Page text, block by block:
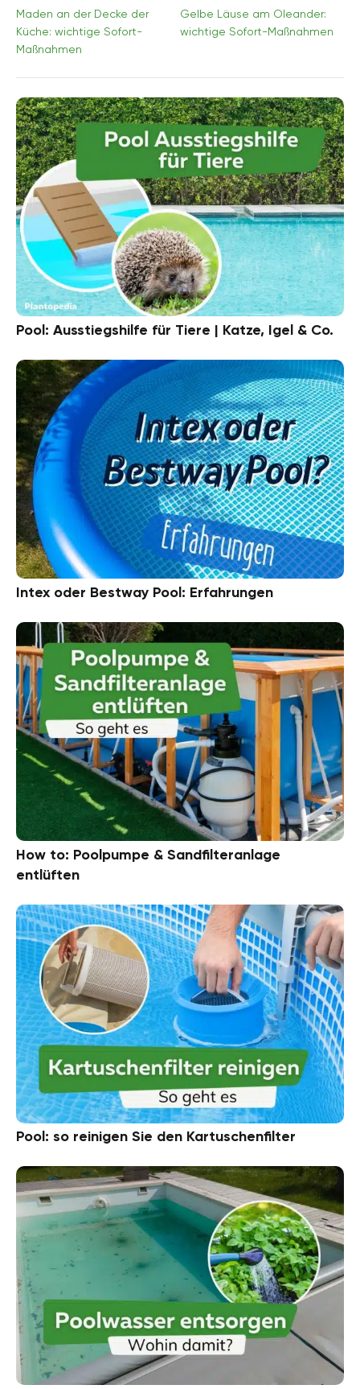
Maden an der Decke der
Küche: wichtige Sofort-
Maßnahmen
Gelbe Läuse am Oleander:
wichtige Sofort-Maßnahmen
Pool: Ausstiegshilfe für Tiere | Katze, Igel & Co.
Intex oder Bestway Pool: Erfahrungen
How to: Poolpumpe & Sandfilteranlage
entlüften
Pool: so reinigen Sie den Kartuschenfilter